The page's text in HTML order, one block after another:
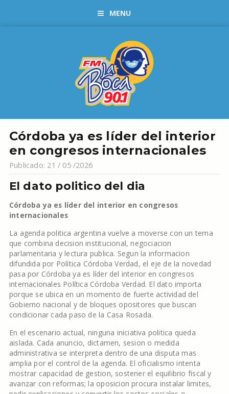
MENU
Córdoba ya es líder del interior
en congresos internacionales
Publicado: 21 / 05 /2026
El dato politico del dia
Córdoba ya es líder del interior en congresos
internacionales
La agenda politica argentina vuelve a moverse con un tema
que combina decision institucional, negociacion
parlamentaria y lectura publica. Segun la informacion
difundida por Política Córdoba Verdad, el eje de la novedad
pasa por Córdoba ya es líder del interior en congresos
internacionales Política Córdoba Verdad. El dato importa
porque se ubica en un momento de fuerte actividad del
Gobierno nacional y de bloques opositores que buscan
condicionar cada paso de la Casa Rosada.
En el escenario actual, ninguna iniciativa politica queda
aislada. Cada anuncio, dictamen, sesion o medida
administrativa se interpreta dentro de una disputa mas
amplia por el control de la agenda. El oficialismo intenta
mostrar capacidad de gestion, sostener el equilibrio fiscal y
avanzar con reformas; la oposicion procura instalar limites,